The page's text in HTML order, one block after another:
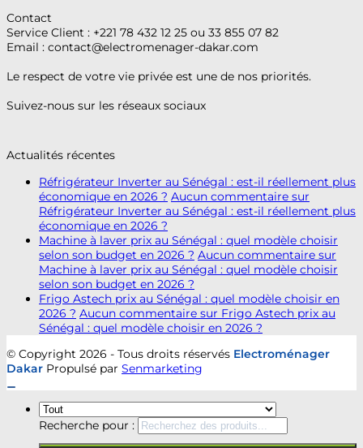
Contact
Service Client : +221 78 432 12 25 ou 33 855 07 82
Email : contact@electromenager-dakar.com
Le respect de votre vie privée est une de nos priorités.
Suivez-nous sur les réseaux sociaux
Actualités récentes
Réfrigérateur Inverter au Sénégal : est-il réellement plus
économique en 2026 ? Aucun commentaire sur
Réfrigérateur Inverter au Sénégal : est-il réellement plus
économique en 2026 ?
Machine à laver prix au Sénégal : quel modèle choisir
selon son budget en 2026 ? Aucun commentaire sur
Machine à laver prix au Sénégal : quel modèle choisir
selon son budget en 2026 ?
Frigo Astech prix au Sénégal : quel modèle choisir en
2026 ? Aucun commentaire sur Frigo Astech prix au
Sénégal : quel modèle choisir en 2026 ?
© Copyright 2026 - Tous droits réservés Electroménager
Dakar Propulsé par Senmarketing
Recherche pour :